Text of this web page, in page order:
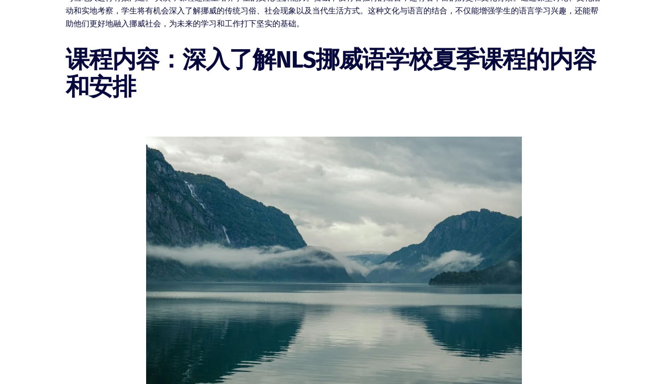
动和实地考察，学生将有机会深入了解挪威的传统习俗、社会现象以及当代生活方式。这种文化与语言的结合，不仅能增强学生的语言学习兴趣，还能帮
助他们更好地融入挪威社会，为未来的学习和工作打下坚实的基础。
课程内容：深入了解NLS挪威语学校夏季课程的内容
和安排